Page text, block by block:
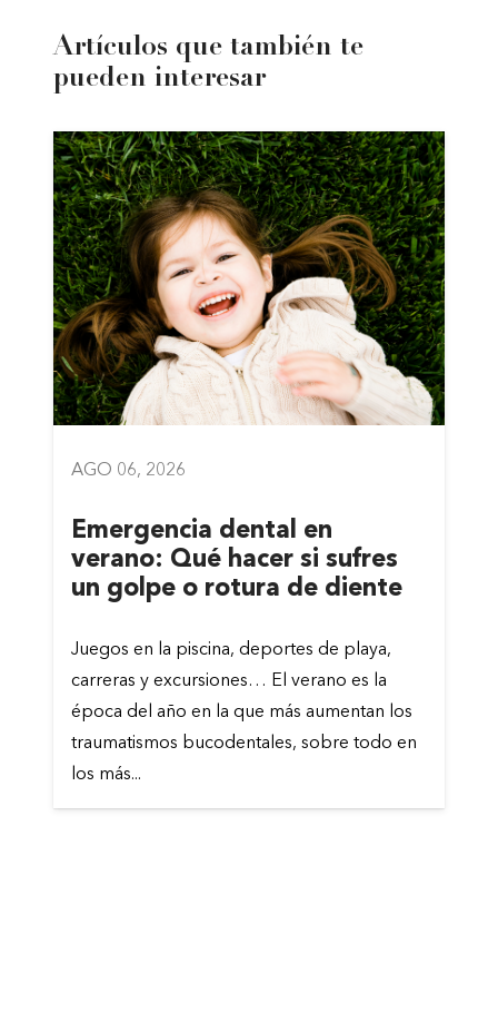
Artículos que también te
pueden interesar
AGO 06, 2026
Emergencia dental en
verano: Qué hacer si sufres
un golpe o rotura de diente
Juegos en la piscina, deportes de playa,
carreras y excursiones… El verano es la
época del año en la que más aumentan los
traumatismos bucodentales, sobre todo en
los más...